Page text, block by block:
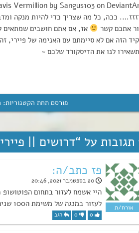
ככה, כל מה שצריך כדי להיות מנקה
אתכם קשר
אז, אם אתם חושבים שמתאים
הזה אם לא סיימתם עם האנימה של פיירי,
לנו את הדיסקורד שלכם ~
פורסם תחת הקטגוריות:
דרושים || פיירי
פז כתב/ה:
20 בספטמבר 2021, 20:46
היי אשמח לעזור בתחום
לעזור במנגה של משימת ה100 שנים! Paz.pome#0974
0
0 הגב